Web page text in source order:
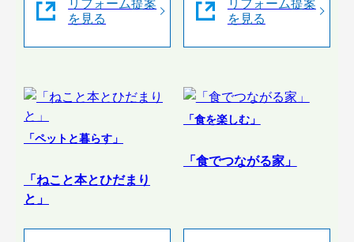
リフォーム提案
を見る
リフォーム提案
を見る
「ペットと暮らす」
「ねこと本とひだまり
と」
「食を楽しむ」
「食でつながる家」